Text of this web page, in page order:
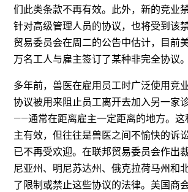
们此类条款不再有效。此外，新的竞业
针对高级管理人员的协议，也将受到该
贸易委员会在周二的公告中估计，目前
万名工人与雇主签订了某种非完全协议。
多年前，兽医在雇用员工时广泛使用竞
协议被用来阻止员工离开去加入另一家
——通常在距离雇主一定距离的地方。这
主有效，但往往是兽医之间不愉快的诉
已不再受欢迎。在联邦贸易委员会作出
尼亚州、明尼苏达州、俄克拉荷马州和
了限制或禁止这些协议的法律。美国商